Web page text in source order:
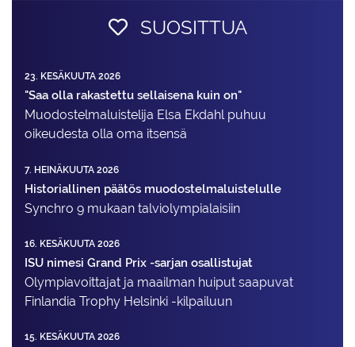
SUOSITTUA
23. KESÄKUUTA 2026
"Saa olla rakastettu sellaisena kuin on"
Muodostelma­luistelija Elsa Ekdahl puhuu
oikeudesta olla oma itsensä
7. HEINÄKUUTA 2026
Historiallinen päätös muodostelmaluistelulle
Synchro 9 mukaan talviolympialaisiin
16. KESÄKUUTA 2026
ISU nimesi Grand Prix -sarjan osallistujat
Olympiavoittajat ja maailman huiput saapuvat
Finlandia Trophy Helsinki -kilpailuun
15. KESÄKUUTA 2026